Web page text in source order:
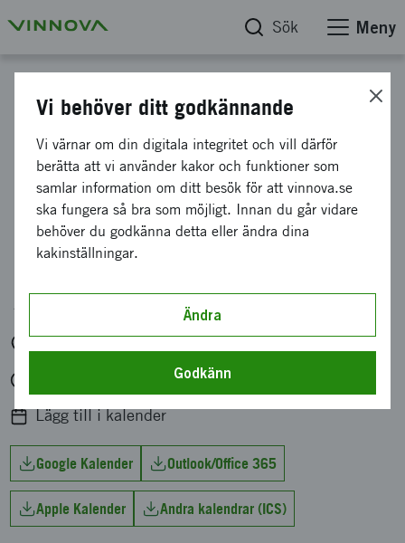
Sök Meny
Informationsmöte om
utlysningen Avancerad
digitalisering för
industrins elektrifiering
tis 7 maj 2024 kl. 09:00-09:40
Lägg till i kalender
Google Kalender Outlook/Office 365
Apple Kalender Andra kalendrar (ICS)
Vi behöver ditt godkännande
Vi värnar om din digitala integritet och vill därför
berätta att vi använder kakor och funktioner som
samlar information om ditt besök för att vinnova.se
ska fungera så bra som möjligt. Innan du går vidare
behöver du godkänna detta eller ändra dina
kakinställningar.
Ändra
Godkänn